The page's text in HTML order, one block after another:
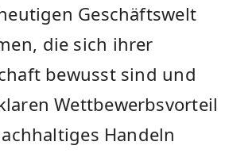
Geschäftswelt
die sich ihrer
bewusst ‌sind und
Wettbewerbsvorteil
Handeln